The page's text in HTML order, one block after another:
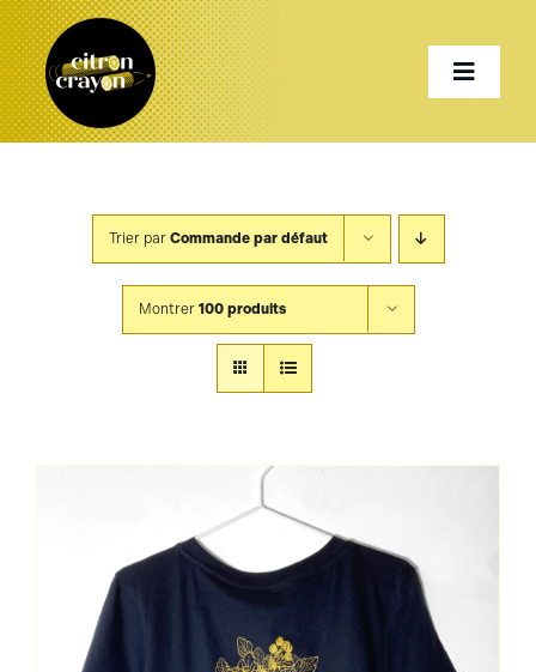
Passer
au
contenu
Toggle
Présentation
Contact
Mon Compte
Trier par Commande par défaut
Montrer 100 produits